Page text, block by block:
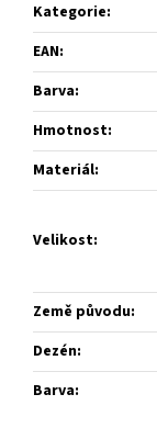
Kategorie:
EAN:
Barva:
Hmotnost:
Materiál:
Velikost:
Země původu:
Dezén:
Barva: